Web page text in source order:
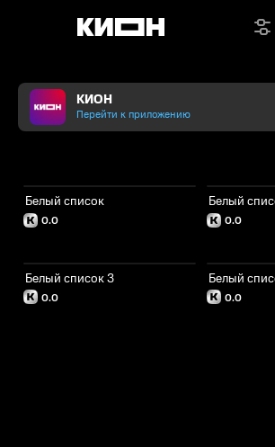
КИОН
Перейти к приложению
Белый список
0.0
Белый
0.0
Белый список 3
0.0
Белый
0.0